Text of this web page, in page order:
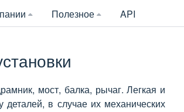
Полезное API
мост, балка, рычаг. Легкая и
в случае их механических